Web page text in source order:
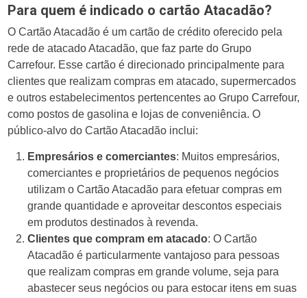
Para quem é indicado o cartão Atacadão?
O Cartão Atacadão é um cartão de crédito oferecido pela
rede de atacado Atacadão, que faz parte do Grupo
Carrefour. Esse cartão é direcionado principalmente para
clientes que realizam compras em atacado, supermercados
e outros estabelecimentos pertencentes ao Grupo Carrefour,
como postos de gasolina e lojas de conveniência. O
público-alvo do Cartão Atacadão inclui:
Empresários e comerciantes: Muitos empresários,
comerciantes e proprietários de pequenos negócios
utilizam o Cartão Atacadão para efetuar compras em
grande quantidade e aproveitar descontos especiais
em produtos destinados à revenda.
Clientes que compram em atacado: O Cartão
Atacadão é particularmente vantajoso para pessoas
que realizam compras em grande volume, seja para
abastecer seus negócios ou para estocar itens em suas